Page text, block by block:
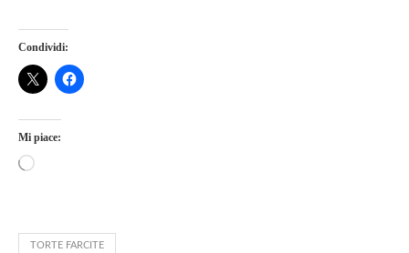
Condividi:
Mi piace:
TORTE FARCITE